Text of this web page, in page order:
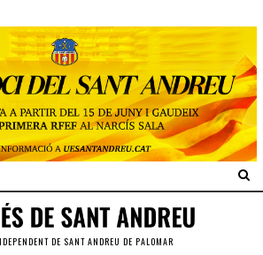
DE SANT ANDREU DE PALOMAR